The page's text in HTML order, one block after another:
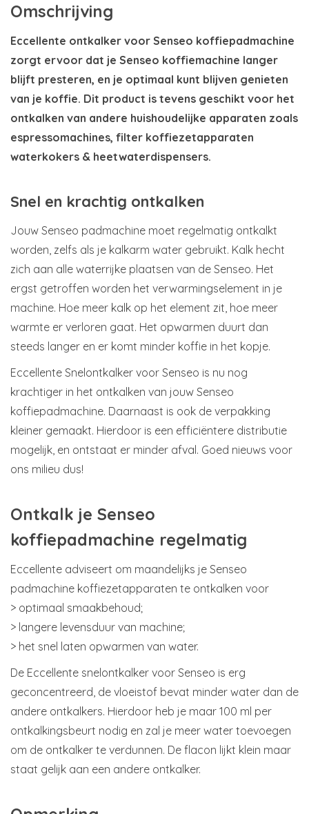
Omschrijving
Eccellente ontkalker voor Senseo koffiepadmachine
zorgt ervoor dat je Senseo koffiemachine langer
blijft presteren, en je optimaal kunt blijven genieten
van je koffie. Dit product is tevens geschikt voor het
ontkalken van andere huishoudelijke apparaten zoals
espressomachines, filter koffiezetapparaten
waterkokers & heetwaterdispensers.
Snel en krachtig ontkalken
Jouw Senseo padmachine moet regelmatig ontkalkt
worden, zelfs als je kalkarm water gebruikt. Kalk hecht
zich aan alle waterrijke plaatsen van de Senseo. Het
ergst getroffen worden het verwarmingselement in je
machine. Hoe meer kalk op het element zit, hoe meer
warmte er verloren gaat. Het opwarmen duurt dan
steeds langer en er komt minder koffie in het kopje.
Eccellente Snelontkalker voor Senseo is nu nog
krachtiger in het ontkalken van jouw Senseo
koffiepadmachine. Daarnaast is ook de verpakking
kleiner gemaakt. Hierdoor is een efficiëntere distributie
mogelijk, en ontstaat er minder afval. Goed nieuws voor
ons milieu dus!
Ontkalk je Senseo
koffiepadmachine regelmatig
Eccellente adviseert om maandelijks je Senseo
padmachine koffiezetapparaten te ontkalken voor
> optimaal smaakbehoud;
> langere levensduur van machine;
> het snel laten opwarmen van water.
De Eccellente snelontkalker voor Senseo is erg
geconcentreerd, de vloeistof bevat minder water dan de
andere ontkalkers. Hierdoor heb je maar 100 ml per
ontkalkingsbeurt nodig en zal je meer water toevoegen
om de ontkalker te verdunnen. De flacon lijkt klein maar
staat gelijk aan een andere ontkalker.